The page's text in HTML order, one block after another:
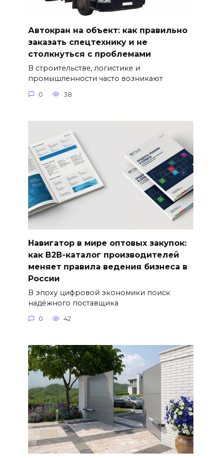
Автокран на объект: как правильно
заказать спецтехнику и не
столкнуться с проблемами
В строительстве, логистике и
промышленности часто возникают
0 38
Навигатор в мире оптовых закупок:
как B2B-каталог производителей
меняет правила ведения бизнеса в
России
В эпоху цифровой экономики поиск
надёжного поставщика
0 42